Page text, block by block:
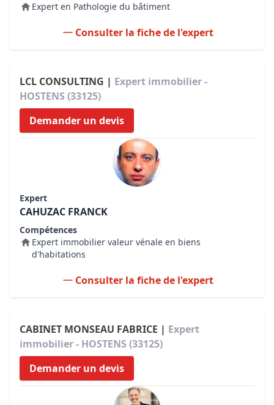
Expert en Pathologie du bâtiment
Consulter la fiche de l'expert
LCL CONSULTING | Expert immobilier -
HOSTENS (33125)
Demander un devis
Expert
CAHUZAC FRANCK
Compétences
Expert immobilier valeur vénale en biens
d'habitations
Consulter la fiche de l'expert
CABINET MONSEAU FABRICE | Expert
immobilier - HOSTENS (33125)
Demander un devis